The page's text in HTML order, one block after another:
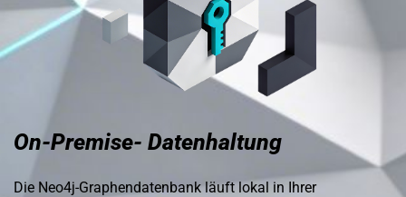
On-Premise- Datenhaltung
Die Neo4j-Graphendatenbank läuft lokal in Ihrer